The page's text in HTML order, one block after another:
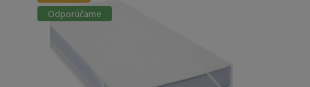
Odporúčame